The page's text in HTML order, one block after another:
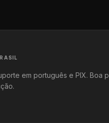
em português e PIX. Boa